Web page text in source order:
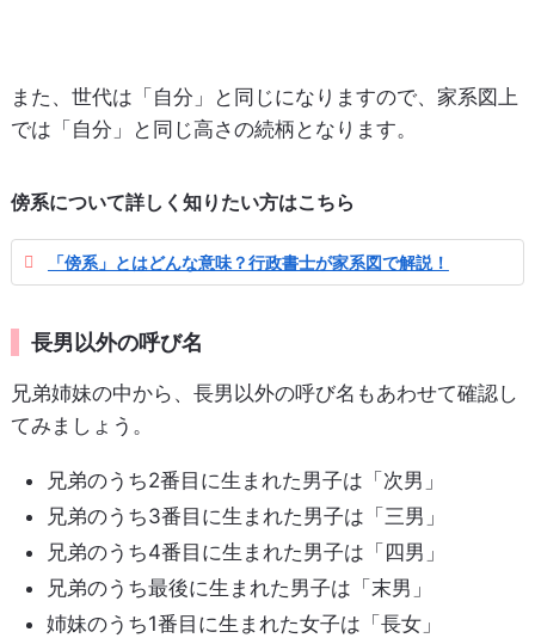
また、世代は「自分」と同じになりますので、家系図上
では「自分」と同じ高さの続柄となります。
傍系について詳しく知りたい方はこちら
「傍系」とはどんな意味？行政書士が家系図で解説！
長男以外の呼び名
兄弟姉妹の中から、長男以外の呼び名もあわせて確認し
てみましょう。
兄弟のうち2番目に生まれた男子は「次男」
兄弟のうち3番目に生まれた男子は「三男」
兄弟のうち4番目に生まれた男子は「四男」
兄弟のうち最後に生まれた男子は「末男」
姉妹のうち1番目に生まれた女子は「長女」